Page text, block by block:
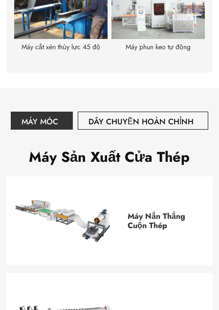
Máy cắt xén thủy lực 45 độ Máy phun keo tự động
MÁY MÓC DÂY CHUYỀN HOÀN CHỈNH
Máy Sản Xuất Cửa Thép
Máy Nắn Thẳng
Cuộn Thép